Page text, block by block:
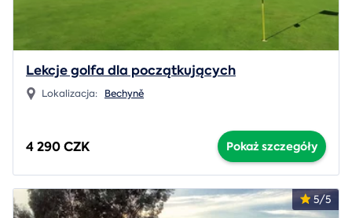
Lekcje golfa dla początkujących
Lokalizacja: Bechyně
4 290 CZK Pokaż szczegóły
5/5